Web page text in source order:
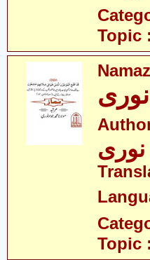
Topic :
نوری
نوری
Topic :